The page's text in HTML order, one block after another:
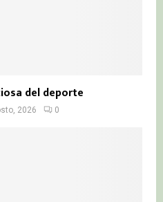
del deporte
2026 0